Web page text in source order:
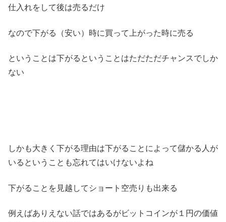
仕入れをして後は売るだけ
なので下がる（安い）時に買って上がった時に売る
ということは下がるということはただただチャンスでしか
ない
しかも大きく下がる理由は下がることによって儲かる人が
いるということも忘れてはいけないよね
下がることを見越してショート空売りも出来る
例えばありえない話ではあるがビットコインが１円の価値